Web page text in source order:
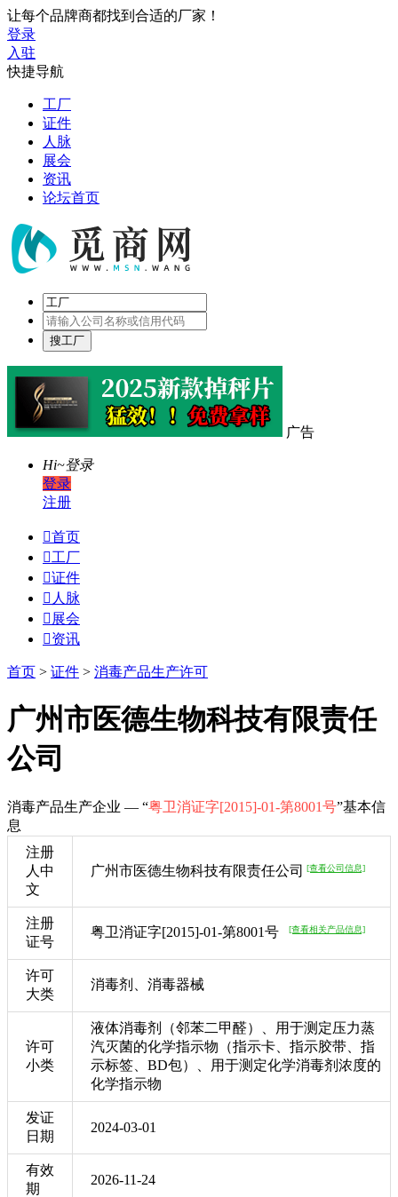
让每个品牌商都找到合适的厂家！
登录
入驻
快捷导航
工厂
证件
人脉
展会
资讯
论坛首页
广告
Hi~登录
登录
注册
首页
工厂
证件
 人脉
 展会
资讯
首页 > 证件 > 消毒产品生产许可
广州市医德生物科技有限责任
公司
消毒产品生产企业 — “粤卫消证字[2015]-01-第8001号”基本信
息
注册
人中
文
广州市医德生物科技有限责任公司 [查看公司信息]
注册
证号
粤卫消证字[2015]-01-第8001号 [查看相关产品信息]
许可
大类
消毒剂、消毒器械
许可
小类
液体消毒剂（邻苯二甲醛）、用于测定压力蒸
汽灭菌的化学指示物（指示卡、指示胶带、指
示标签、BD包）、用于测定化学消毒剂浓度的
化学指示物
发证
日期
2024-03-01
有效
期
2026-11-24